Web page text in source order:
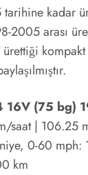
kadar
2005 arası
kompakt
16V (75 bg)
saat | 106.25
0-60 mph:
km